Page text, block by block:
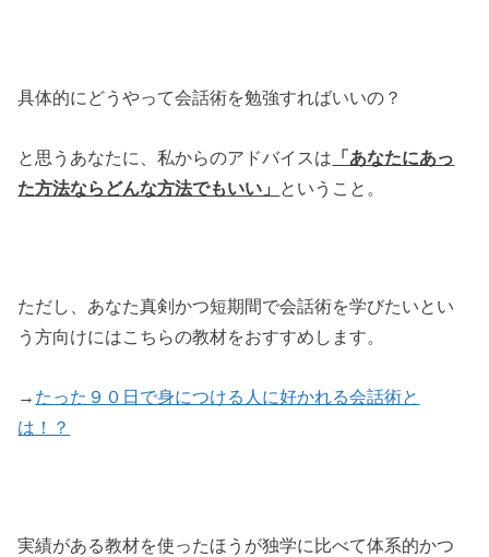
具体的にどうやって会話術を勉強すればいいの？
と思うあなたに、私からのアドバイスは 「あなたにあっ
た方法ならどんな方法でもいい」 ということ。
ただし、あなた真剣かつ短期間で会話術を学びたいとい
う方向けにはこちらの教材をおすすめします。
→ たった９０日で身につける人に好かれる会話術と
は！？
実績がある教材を使ったほうが独学に比べて体系的かつ